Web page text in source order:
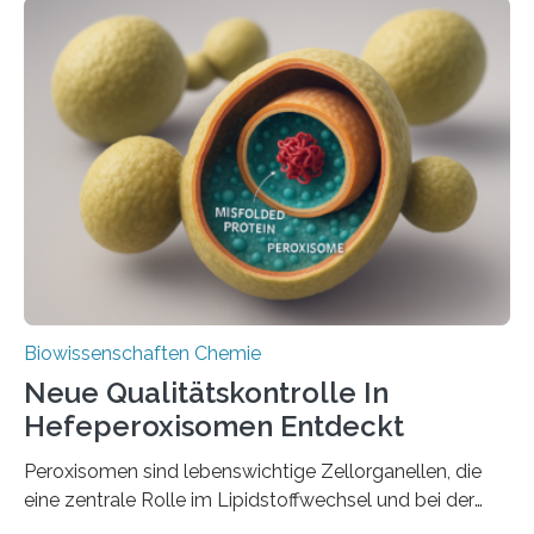
Biowissenschaften Chemie
Neue Qualitätskontrolle In
Hefeperoxisomen Entdeckt
Peroxisomen sind lebenswichtige Zellorganellen, die
eine zentrale Rolle im Lipidstoffwechsel und bei der